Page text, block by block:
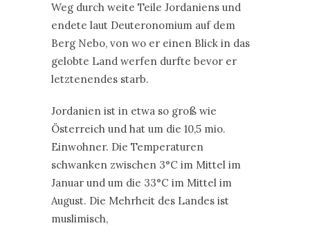
Weg durch weite Teile Jordaniens und
endete laut Deuteronomium auf dem
Berg Nebo, von wo er einen Blick in das
gelobte Land werfen durfte bevor er
letztenendes starb.
Jordanien ist in etwa so groß wie
Österreich und hat um die 10,5 mio.
Einwohner. Die Temperaturen
schwanken zwischen 3°C im Mittel im
Januar und um die 33°C im Mittel im
August. Die Mehrheit des Landes ist
muslimisch,